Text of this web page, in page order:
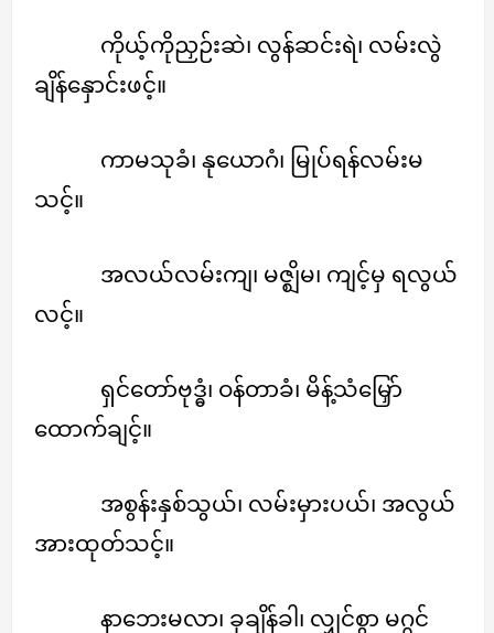
ကိုယ့်ကိုညှဉ်းဆဲ၊ လွန်ဆင်းရဲ၊ လမ်းလွဲ
ချိန်နှောင်းဖင့်။
ကာမသုခံ၊ နုယောဂံ၊ မြုပ်ရန်လမ်းမ
သင့်။
အလယ်လမ်းကျ၊ မဇ္ဈိမ၊ ကျင့်မှ ရလွယ်
လင့်။
ရှင်တော်ဗုဒ္ဓံ၊ ဝန်တာခံ၊ မိန့်သံမြှော်
ထောက်ချင့်။
အစွန်းနှစ်သွယ်၊ လမ်းမှားပယ်၊ အလွယ်
အားထုတ်သင့်။
နာဘေးမလာ၊ ခုချိန်ခါ၊ လျှင်စွာ မဂ္ဂင်